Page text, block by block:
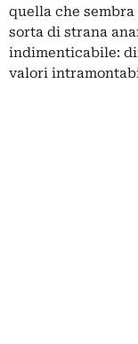
quella che sembra
sorta di strana
indimenticabile:
valori